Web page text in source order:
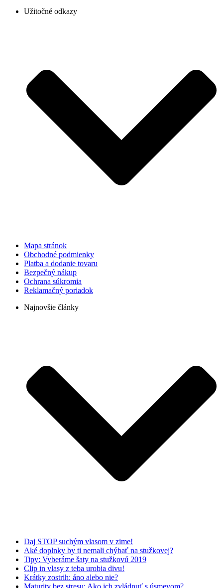
Užitočné odkazy
Mapa stránok
Obchodné podmienky
Platba a dodanie tovaru
Bezpečný nákup
Ochrana súkromia
Reklamačný poriadok
Najnovšie články
Daj STOP suchým vlasom v zime!
Aké doplnky by ti nemali chýbať na stužkovej?
Tipy: Vyberáme šaty na stužkovú 2019
Clip in vlasy z teba urobia divu!
Krátky zostrih: áno alebo nie?
Maturity bez stresu: Ako ich zvládnuť s úsmevom?